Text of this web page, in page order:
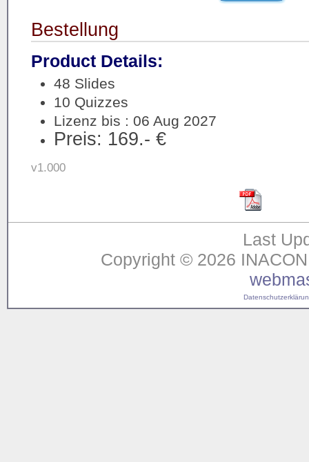
Bestellung
Product Details:
48 Slides
10 Quizzes
Lizenz bis : 06 Aug 2027
Preis: 169.- €
v1.000
Last
Copyright © 2026